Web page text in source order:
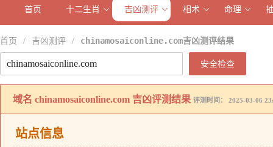
首页 十二生肖 吉凶测评 相术 命理
首页 / 吉凶测评 / chinamosaiconline.com吉凶测评结果
安全检查
域名 chinamosaiconline.com 吉凶评测结果 评测时间： 2025-03-06
站点信息